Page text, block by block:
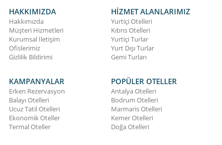
HAKKIMIZDA
Hakkımızda
Müşteri Hizmetleri
Kurumsal İletişim
Ofislerimiz
Gizlilik Bildirimi
HİZMET ALANLARIMIZ
Yurtiçi Otelleri
Kıbrıs Otelleri
Yurtiçi Turlar
Yurt Dışı Turlar
Gemi Turları
KAMPANYALAR
Erken Rezervasyon
Balayı Otelleri
Ucuz Tatil Otelleri
Ekonomik Oteller
Termal Oteller
POPÜLER OTELLER
Antalya Otelleri
Bodrum Otelleri
Marmaris Otelleri
Kemer Otelleri
Doğa Otelleri